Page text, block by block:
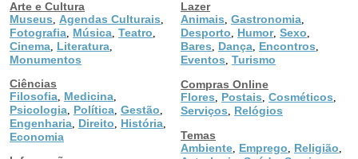
Arte e Cultura
Museus
Agendas Culturais
Fotografia Música Teatro
Cinema Literatura
Monumentos
Ciências
Filosofia Medicina
Psicologia Política Gestão
Engenharia Direito História
Economia
Lazer
Animais Gastronomia
Desporto Humor, Sexo
Bares Dança Encontros
Eventos Turismo
Compras Online
Flores
Postais Cosméticos
Serviços
Relógios
Temas
Ambiente Emprego Religião